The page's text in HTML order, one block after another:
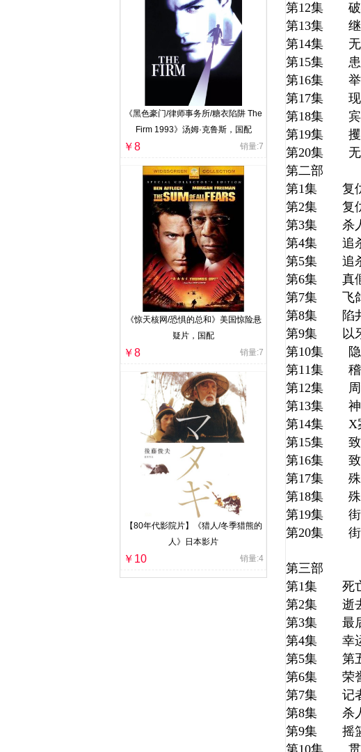
第12集 破
第13集 继
第14集 无
第15集 患
第16集 举
第17集 现
第18集 宾
第19集 攫
第20集 无
第二部
第1集 复仇
第2集 复仇
第3集 杀
第4集 追杀
第5集 追杀
第6集 真
第7集 飞
第8集 陷
第9集 以
第10集 隐
第11集 稽
第12集 周
第13集 神
第14集 X
第15集 致
第16集 致
第17集 殊
第18集 殊
第19集 街
第20集 街
第三部
第1集 死
第2集 逝
第3集 最
第4集 幸运
第5集 第
第6集 荣
第7集 记
第8集 杀
第9集 摇
第10集 贯
《黑色豪门/律师事务所/糖衣陷阱 The
Firm 1993》汤姆·克鲁斯，国配
￥8 销量:7
《惊天核网/恐惧的总和》美国惊险悬
疑片，国配
￥8 销量:7
【80年代影院片】《猎人/冬季猎熊的
人》日本影片
￥10 销量:4